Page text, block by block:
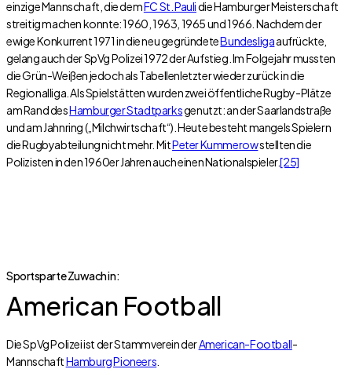
einzige Mannschaft, die demFC St. Paulidie Hamburger Meisterschaft
streitig machen konnte: 1960, 1963, 1965 und 1966. Nachdem der
ewige Konkurrent 1971 in die neu gegründeteBundesligaaufrückte,
gelang auch der SpVg Polizei 1972 der Aufstieg. Im Folgejahr mussten
die Grün-Weißen jedoch als Tabellenletzter wieder zurück in die
Regionalliga. Als Spielstätten wurden zwei öffentliche Rugby-Plätze
am Rand desHamburger Stadtparksgenutzt: an der Saarlandstraße
und am Jahnring („Milchwirtschaft“). Heute besteht mangels Spielern
die Rugbyabteilung nicht mehr. MitPeter Kummerowstellten die
Polizisten in den 1960er Jahren auch einen Nationalspieler.[25]
Sportsparte Zuwach in:
American Football
Die SpVg Polizei ist der Stammverein derAmerican-Football-
MannschaftHamburg Pioneers